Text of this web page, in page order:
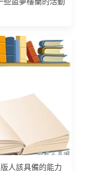
人該具備的能力